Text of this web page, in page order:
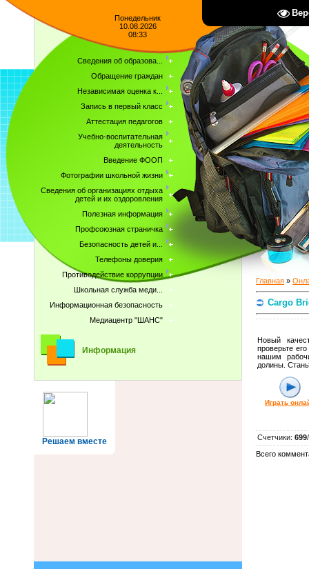
Понедельник
10.08.2026
08:33
Сведения об образова...
Обращение граждан
Независимая оценка к...
Запись в первый класс
Аттестация педагогов
Учебно-воспитательная
деятельность
Введение ФООП
Фотографии школьной жизни
Сведения об организациях отдыха
детей и их оздоровления
Полезная информация
Профсоюзная страничка
Безопасность детей и...
Телефоны доверия
Противодействие коррупции
Школьная служба меди...
Информационная безопасность
Медиацентр "ШАНС"
Информация
Решаем вместе
Главная »
Cargo
Новый
проверьте
нашим
долины.
Играть
Счетчики: 699/
Всего